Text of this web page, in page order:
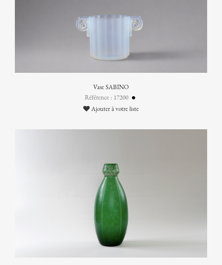
Vase SABINO
Référence : 17200
Ajouter à votre liste